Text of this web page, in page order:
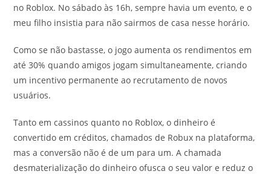
no Roblox. No sábado às 16h, sempre havia um evento, e o
meu filho insistia para não sairmos de casa nesse horário.
Como se não bastasse, o jogo aumenta os rendimentos em
até 30% quando amigos jogam simultaneamente, criando
um incentivo permanente ao recrutamento de novos
usuários.
Tanto em cassinos quanto no Roblox, o dinheiro é
convertido em créditos, chamados de Robux na plataforma,
mas a conversão não é de um para um. A chamada
desmaterialização do dinheiro ofusca o seu valor e reduz o